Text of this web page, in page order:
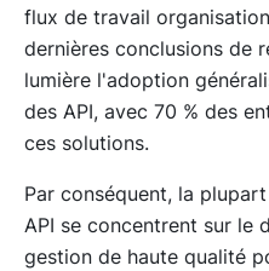
flux de travail
dernières conclusions de
lumière l'adoption
des API, avec 70 % des
ces solutions.
Par conséquent, la
API se concentrent sur le
gestion de haute qualité